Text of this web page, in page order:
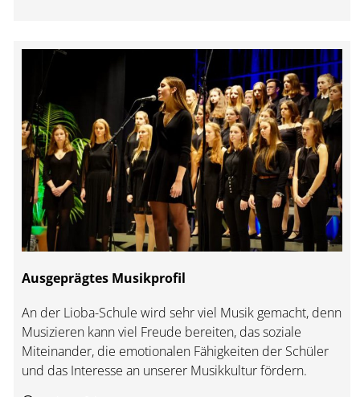
Ausgeprägtes Musikprofil
An der Lioba-Schule wird sehr viel Musik gemacht, denn
Musizieren kann viel Freude bereiten, das soziale
Miteinander, die emotionalen Fähigkeiten der Schüler
und das Interesse an unserer Musikkultur fördern.